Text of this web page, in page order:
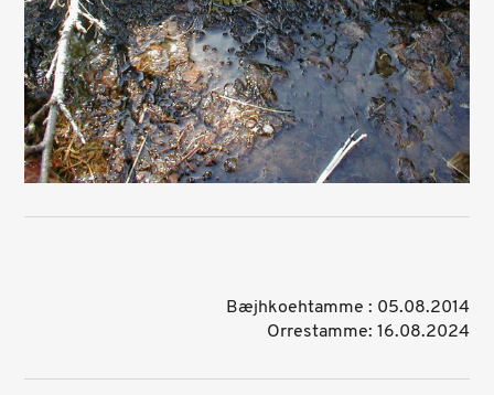
Bæjhkoehtamme : 05.08.2014
Orrestamme: 16.08.2024